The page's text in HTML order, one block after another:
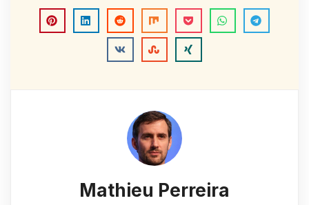
Mathieu Perreira